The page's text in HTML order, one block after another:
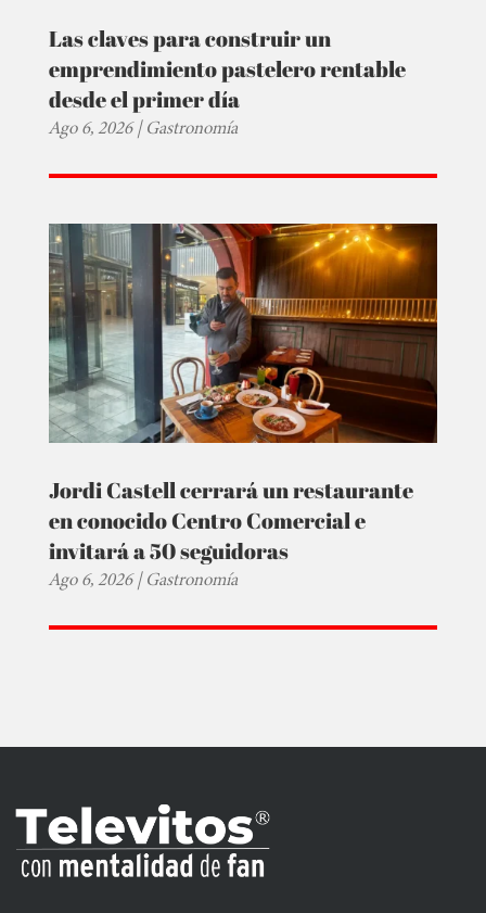
Las claves para construir un
emprendimiento pastelero rentable
desde el primer día
Ago 6, 2026|Gastronomía
Jordi Castell cerrará un restaurante
en conocido Centro Comercial e
invitará a 50 seguidoras
Ago 6, 2026|Gastronomía